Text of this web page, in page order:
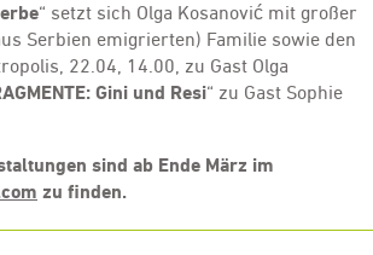
“ setzt sich Olga Kosanović mit großer
Serbien emigrierten) Familie sowie den
22.04, 14.00, zu Gast Olga
Gini und Resi“ zu Gast Sophie
sind ab Ende März im
zu finden.